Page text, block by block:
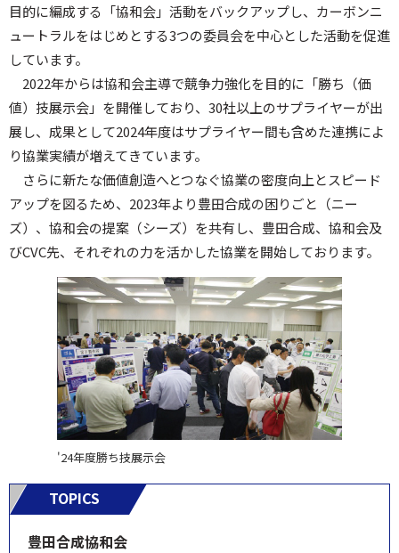
目的に編成する「協和会」活動をバックアップし、カーボンニ
ュートラルをはじめとする3つの委員会を中心とした活動を促進
しています。
2022年からは協和会主導で競争力強化を目的に「勝ち（価
値）技展示会」を開催しており、30社以上のサプライヤーが出
展し、成果として2024年度はサプライヤー間も含めた連携によ
り協業実績が増えてきています。
さらに新たな価値創造へとつなぐ協業の密度向上とスピード
アップを図るため、2023年より豊田合成の困りごと（ニー
ズ）、協和会の提案（シーズ）を共有し、豊田合成、協和会及
びCVC先、それぞれの力を活かした協業を開始しております。
'24年度勝ち技展示会
TOPICS
豊田合成協和会